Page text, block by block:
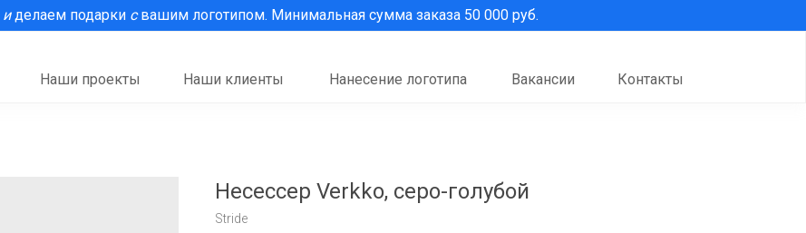
Наши клиенты
Наши проекты Вакансии Контакты
Нанесение логотипа
иделаем подарки свашим логотипом. Минимальная сумма заказа 50 000 руб.
Несессер Verkko, серо-голубой
Stride